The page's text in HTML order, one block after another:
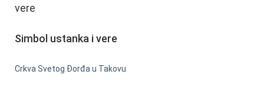
Simbol ustanka i vere
Crkva Svetog Đorđa u Takovu